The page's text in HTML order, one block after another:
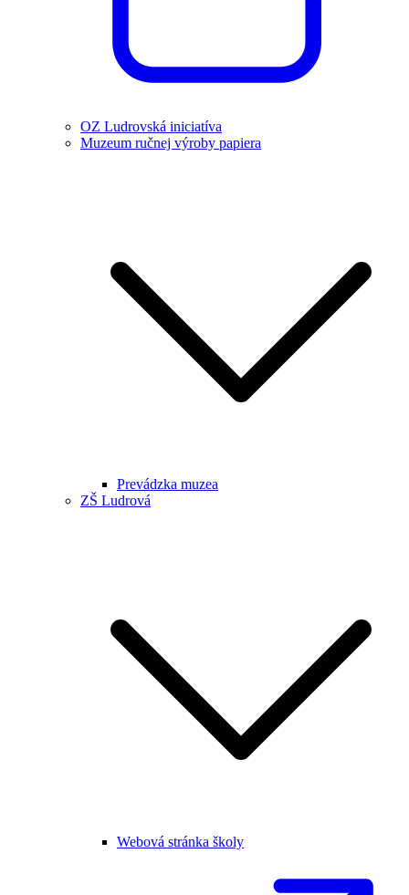
OZ Ludrovská iniciatíva
Muzeum ručnej výroby papiera
Prevádzka muzea
ZŠ Ludrová
Webová stránka školy